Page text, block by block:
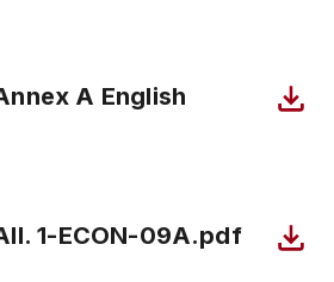
A English
1-ECON-09A.pdf